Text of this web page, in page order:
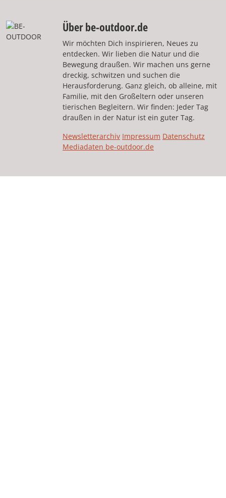
Über be-outdoor.de
Wir möchten Dich inspirieren, Neues zu
entdecken. Wir lieben die Natur und die
Bewegung draußen. Wir machen uns gerne
dreckig, schwitzen und suchen die
Herausforderung. Ganz gleich, ob alleine, mit
Familie, mit den Großeltern oder unseren
tierischen Begleitern. Wir finden: Jeder Tag
draußen in der Natur ist ein guter Tag.
Newsletterarchiv Impressum Datenschutz
Mediadaten be-outdoor.de